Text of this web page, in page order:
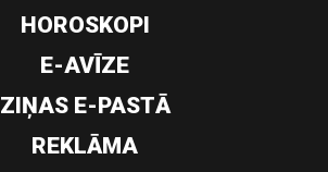
HOROSKOPI
E-AVĪZE
ZIŅAS E-PASTĀ
REKLĀMA